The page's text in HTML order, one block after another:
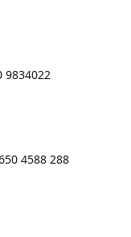
9834022
4588 288